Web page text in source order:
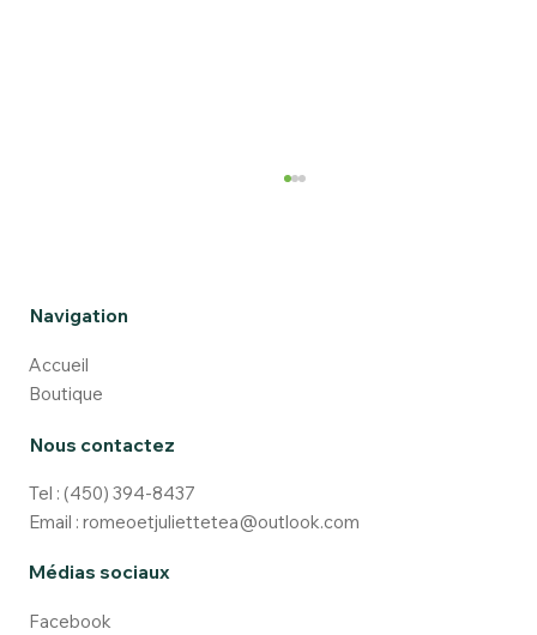
Matcha ou café? Les bienfaits du
Matcha comparativement au café.
Navigation
Accueil
Boutique
Nous contactez
Tel :(450) 394-8437
Email :romeoetjuliettetea@outlook.com
Médias sociaux
Facebook